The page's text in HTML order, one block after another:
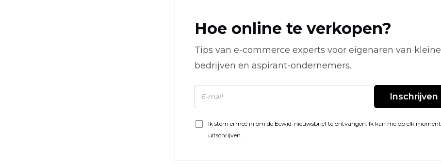
Hoe online te verkopen?
Tips van e-commerce experts voor eigenaren van kleine
bedrijven en aspirant-ondernemers.
Inschrijven
Ik stem ermee in om de Ecwid-nieuwsbrief te ontvangen. Ik kan me op elk moment
uitschrijven.